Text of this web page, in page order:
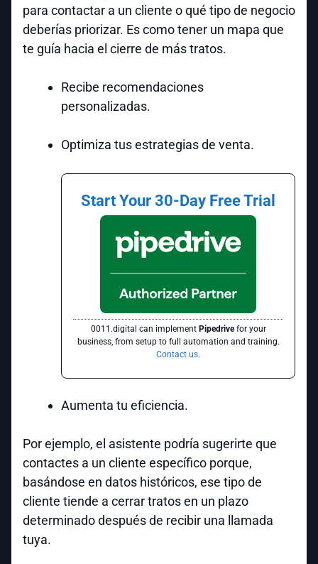
para contactar a un cliente o qué tipo de negocio
deberías priorizar. Es como tener un mapa que
te guía hacia el cierre de más tratos.
Recibe recomendaciones
personalizadas.
Optimiza tus estrategias de venta.
Start Your 30-Day Free Trial
0011.digital can implement Pipedrivefor your
business, from setup to full automation and training.
Contact us.
Aumenta tu eficiencia.
Por ejemplo, el asistente podría sugerirte que
contactes a un cliente específico porque,
basándose en datos históricos, ese tipo de
cliente tiende a cerrar tratos en un plazo
determinado después de recibir una llamada
tuya.